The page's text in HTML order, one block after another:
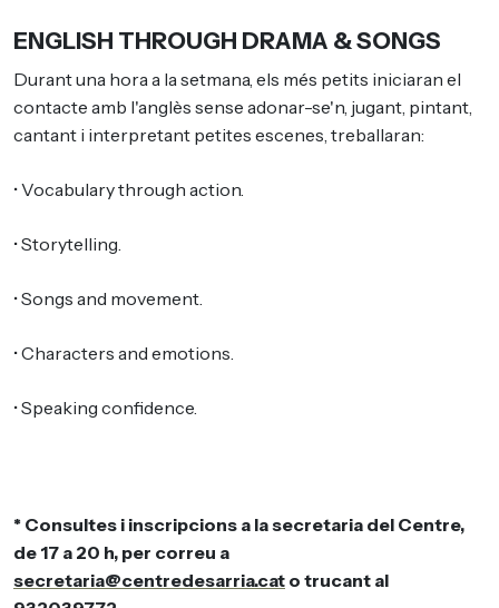
ENGLISH THROUGH DRAMA & SONGS
Durant una hora a la setmana, els més petits iniciaran el
contacte amb l'anglès sense adonar-se'n, jugant, pintant,
cantant i interpretant petites escenes, treballaran:
• Vocabulary through action.
• Storytelling.
• Songs and movement.
• Characters and emotions.
• Speaking confidence.
* Consultes i inscripcions a la secretaria del Centre,
de 17 a 20 h, per correu a
secretaria@centredesarria.cat o trucant al